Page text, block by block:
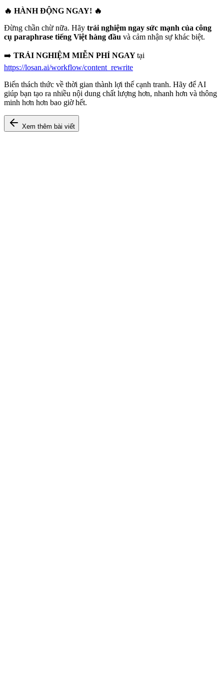
🔥 HÀNH ĐỘNG NGAY! 🔥
Đừng chần chừ nữa. Hãy trải nghiệm ngay sức mạnh của công
cụ paraphrase tiếng Việt hàng đầu và cảm nhận sự khác biệt.
➡️ TRẢI NGHIỆM MIỄN PHÍ NGAYtại
https://losan.ai/workflow/content_rewrite
Biến thách thức về thời gian thành lợi thế cạnh tranh. Hãy để AI
giúp bạn tạo ra nhiều nội dung chất lượng hơn, nhanh hơn và thông
minh hơn hơn bao giờ hết.
Xem thêm bài viết